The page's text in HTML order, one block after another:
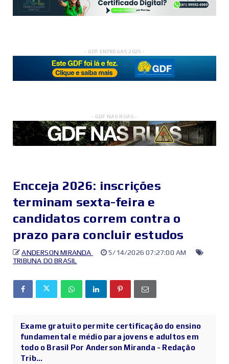
- GDF ENTREGAS 2025 -
- GDF NAS RUAS -
Encceja 2026: inscrições
terminam sexta-feira e
candidatos correm contra o
prazo para concluir estudos
ANDERSON MIRANDA
5/14/2026 07:27:00 AM
TRIBUNA DO BRASIL
Exame gratuito permite certificação do ensino
fundamental e médio para jovens e adultos em
todo o Brasil Por Anderson Miranda - Redação
Trib...